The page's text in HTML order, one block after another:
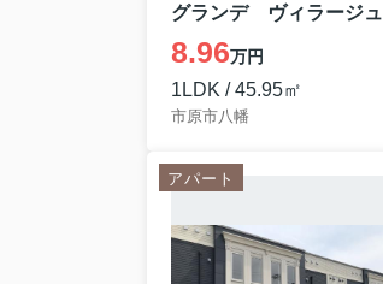
グランデ ヴィラージュ
8.96万円
1LDK / 45.95㎡
市原市八幡
アパート